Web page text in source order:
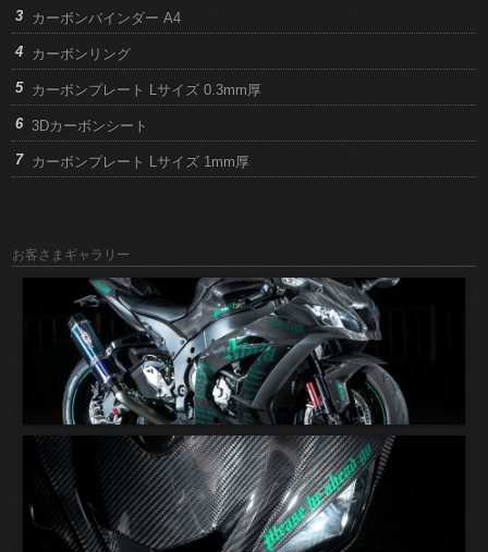
カーボンバインダー A4
カーボンリング
カーボンプレート Lサイズ 0.3mm厚
3Dカーボンシート
カーボンプレート Lサイズ 1mm厚
お客さまギャラリー